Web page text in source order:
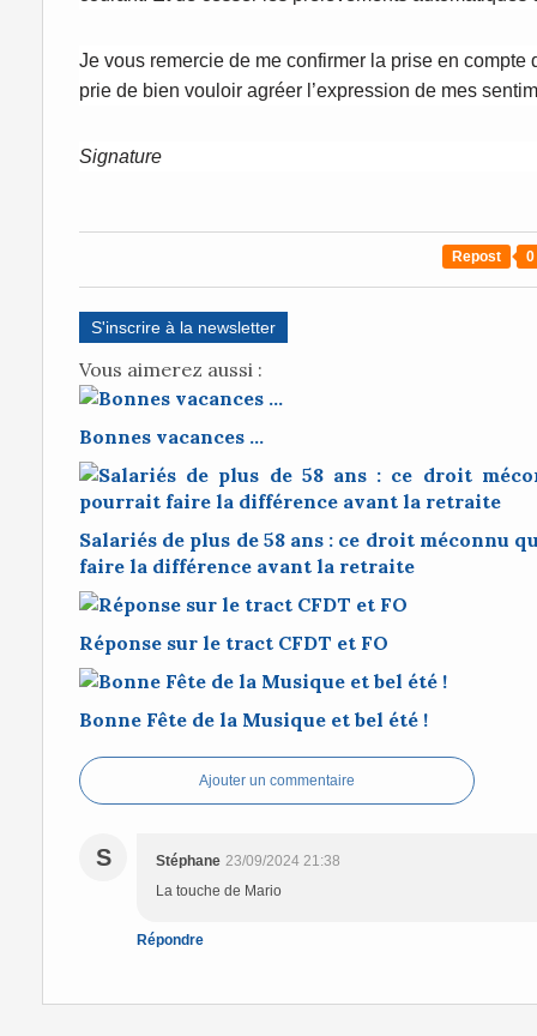
Je vous remercie de me confirmer la prise en compte
prie de bien vouloir agréer l’expression de mes
Signature
Repost 0
S'inscrire à la newsletter
Vous aimerez aussi :
Bonnes vacances ...
Salariés de plus de 58 ans : ce droit méconnu
faire la différence avant la retraite
Réponse sur le tract CFDT et FO
Bonne Fête de la Musique et bel été !
Ajouter un commentaire
S Stéphane 23/09/2024 21:38
La touche de Mario
Répondre